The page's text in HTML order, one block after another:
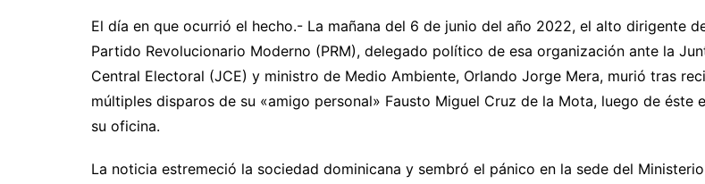
El día en que ocurrió el hecho.- La mañana del 6 de junio del año 2022, el alto dirigente
Partido Revolucionario Moderno (PRM), delegado político de esa organización ante la
Central Electoral (JCE) y ministro de Medio Ambiente, Orlando Jorge Mera, murió tras
múltiples disparos de su «amigo personal» Fausto Miguel Cruz de la Mota, luego de éste
su oficina.
La noticia estremeció la sociedad dominicana y sembró el pánico en la sede del